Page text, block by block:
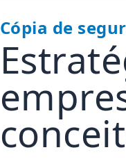
Cópia de